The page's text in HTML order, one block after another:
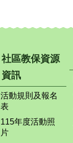
社區教保資源
資訊
活動規則及報名
表
115年度活動照
片